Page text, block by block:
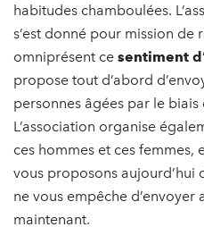
habitudes chamboulées.
s’est donné pour mission de
omniprésent ce sentiment
propose tout d’abord
personnes âgées par le
L’association organise
ces hommes et ces femmes,
vous proposons aujourd’hui
ne vous empêche d’envoyer
maintenant.